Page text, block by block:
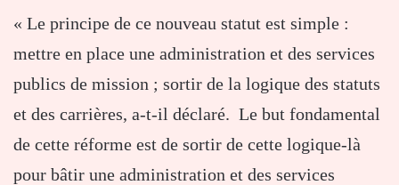
« Le principe de ce nouveau statut est simple :
mettre en place une administration et des services
publics de mission ; sortir de la logique des statuts
et des carrières, a-t-il déclaré. Le but fondamental
de cette réforme est de sortir de cette logique-là
pour bâtir une administration et des services